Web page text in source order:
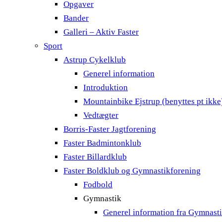
Opgaver
Bander
Galleri – Aktiv Faster
Sport
Astrup Cykelklub
Generel information
Introduktion
Mountainbike Ejstrup (benyttes pt
Vedtægter
Borris-Faster Jagtforening
Faster Badmintonklub
Faster Billardklub
Faster Boldklub og Gymnastikforening
Fodbold
Gymnastik
Generel information fra